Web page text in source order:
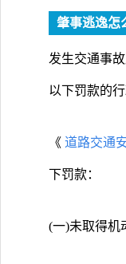
肇事逃逸怎
发生交通事
以下罚款的
《 道路交通
下罚款：
(一)未取得机